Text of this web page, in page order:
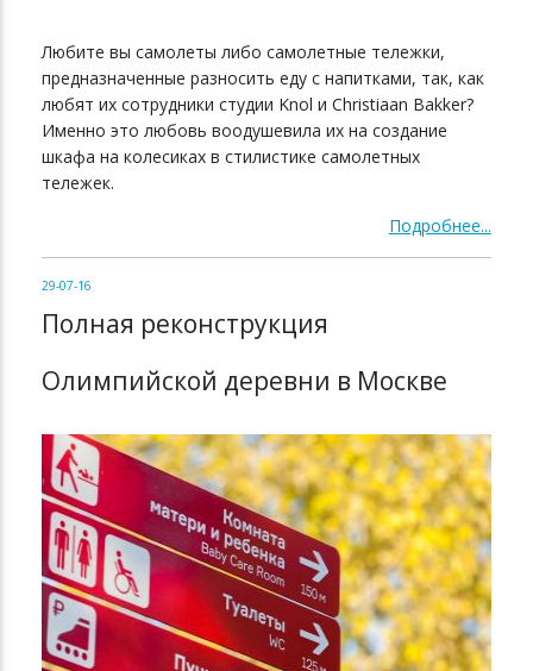
Любите вы самолеты либо самолетные тележки,
предназначенные разносить еду с напитками, так, как
любят их сотрудники студии Knol и Christiaan Bakker?
Именно это любовь воодушевила их на создание
шкафа на колесиках в стилистике самолетных
тележек.
Подробнее...
29-07-16
Полная реконструкция
Олимпийской деревни в Москве